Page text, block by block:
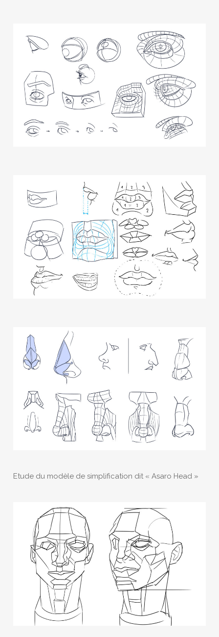
Etude du modèle de simplification dit « Asaro Head »